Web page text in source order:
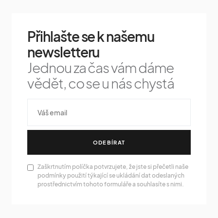
Přihlašte se k našemu
newsletteru
Jednou za čas vám dáme
vědět, co se u nás chystá
ODEBÍRAT
Zaškrtnutím políčka potvrzujete, že jste si přečetli naše
podmínky použití týkající se ukládání dat odeslaných
prostřednictvím tohoto formuláře a souhlasíte s nimi.